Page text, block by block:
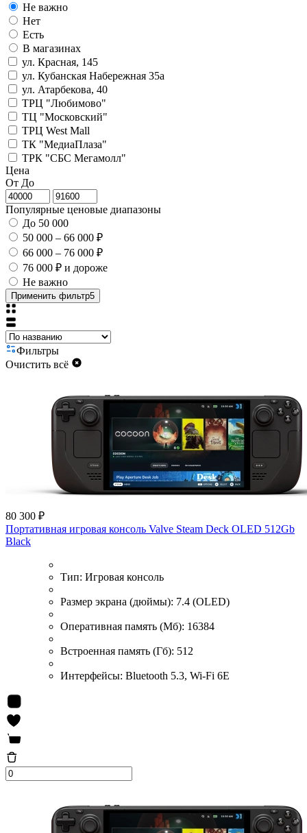
Не важно
Нет
Есть
В магазинах
ул. Красная, 145
ул. Кубанская Набережная 35а
ул. Атарбекова, 40
ТРЦ "Любимово"
ТЦ "Московский"
ТРЦ West Mall
ТК "МедиаПлаза"
ТРК "СБС Мегамолл"
Цена
От До
Популярные ценовые диапазоны
До 50 000
50 000 – 66 000 ₽
66 000 – 76 000 ₽
76 000 ₽ и дороже
Не важно
Применить фильтр5
Фильтры
Очистить всё
80 300 ₽
Портативная игровая консоль Valve Steam Deck OLED 512Gb
Black
Тип: Игровая консоль
Размер экрана (дюймы): 7.4 (OLED)
Оперативная память (Мб): 16384
Встроенная память (Гб): 512
Интерфейсы: Bluetooth 5.3, Wi-Fi 6E